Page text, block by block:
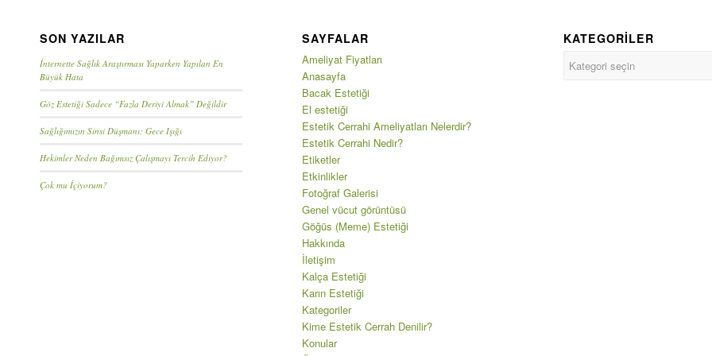
SON YAZILAR
İnternette Sağlık Araştırması Yaparken Yapılan En
Büyük Hata
Göz Estetiği Sadece “Fazla Deriyi Almak” Değildir
Sağlığımızın Sinsi Düşmanı: Gece Işığı
Hekimler Neden Bağımsız Çalışmayı Tercih Ediyor?
Çok mu İçiyorum?
SAYFALAR
Ameliyat Fiyatları
Anasayfa
Bacak Estetiği
El estetiği
Estetik Cerrahi Ameliyatları Nelerdir?
Estetik Cerrahi Nedir?
Etiketler
Etkinlikler
Fotoğraf Galerisi
Genel vücut görüntüsü
Göğüs (Meme) Estetiği
Hakkında
İletişim
Kalça Estetiği
Karın Estetiği
Kategoriler
Kime Estetik Cerrah Denilir?
Konular
KATEGORILER